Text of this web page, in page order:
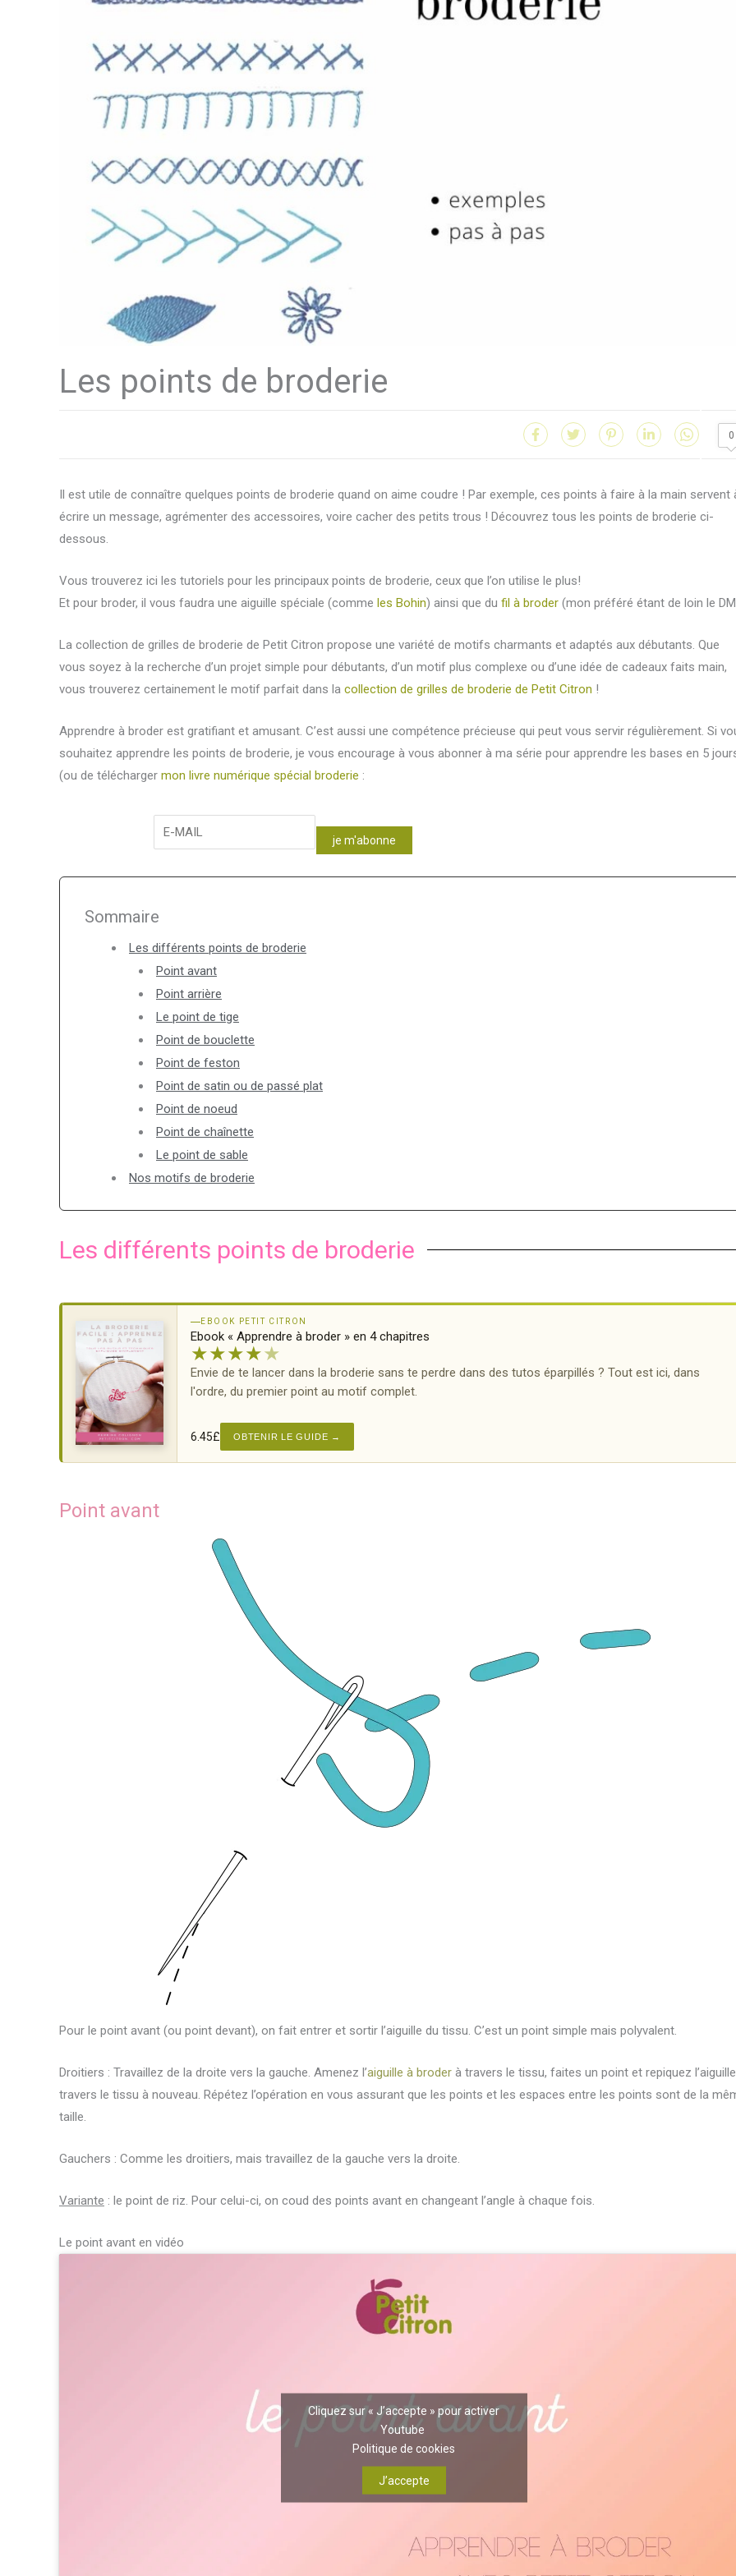
Les points de broderie
0
Il est utile de connaître quelques points de broderie quand on aime coudre ! Par exemple, ces points à faire à la main servent
écrire un message, agrémenter des accessoires, voire cacher des petits trous ! Découvrez tous les points de broderie ci-
dessous.
Vous trouverez ici les tutoriels pour les principaux points de broderie, ceux que l’on utilise le plus!
Et pour broder, il vous faudra une aiguille spéciale (comme les Bohin) ainsi que du fil à broder (mon préféré étant de loin le
La collection de grilles de broderie de Petit Citron propose une variété de motifs charmants et adaptés aux débutants. Que
vous soyez à la recherche d’un projet simple pour débutants, d’un motif plus complexe ou d’une idée de cadeaux faits main,
vous trouverez certainement le motif parfait dans la collection de grilles de broderie de Petit Citron !
Apprendre à broder est gratifiant et amusant. C’est aussi une compétence précieuse qui peut vous servir régulièrement. Si
souhaitez apprendre les points de broderie, je vous encourage à vous abonner à ma série pour apprendre les bases en 5
(ou de télécharger mon livre numérique spécial broderie :
je m'abonne
Sommaire
Les différents points de broderie
Point avant
Point arrière
Le point de tige
Point de bouclette
Point de feston
Point de satin ou de passé plat
Point de noeud
Point de chaînette
Le point de sable
Nos motifs de broderie
Les différents points de broderie
EBOOK PETIT CITRON
Ebook « Apprendre à broder » en 4 chapitres
★★★★★
Envie de te lancer dans la broderie sans te perdre dans des tutos éparpillés ? Tout est ici, dans
l'ordre, du premier point au motif complet.
6.45£ OBTENIR LE GUIDE →
Point avant
Pour le point avant (ou point devant), on fait entrer et sortir l’aiguille du tissu. C’est un point simple mais polyvalent.
Droitiers : Travaillez de la droite vers la gauche. Amenez l’aiguille à broder à travers le tissu, faites un point et repiquez
travers le tissu à nouveau. Répétez l’opération en vous assurant que les points et les espaces entre les points sont de la
taille.
Gauchers : Comme les droitiers, mais travaillez de la gauche vers la droite.
Variante : le point de riz. Pour celui-ci, on coud des points avant en changeant l’angle à chaque fois.
Le point avant en vidéo
Cliquez sur « J’accepte » pour activer
Youtube
Politique de cookies
J’accepte